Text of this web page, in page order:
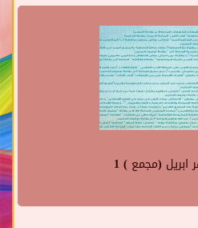
ابريل (مجمع ) 1